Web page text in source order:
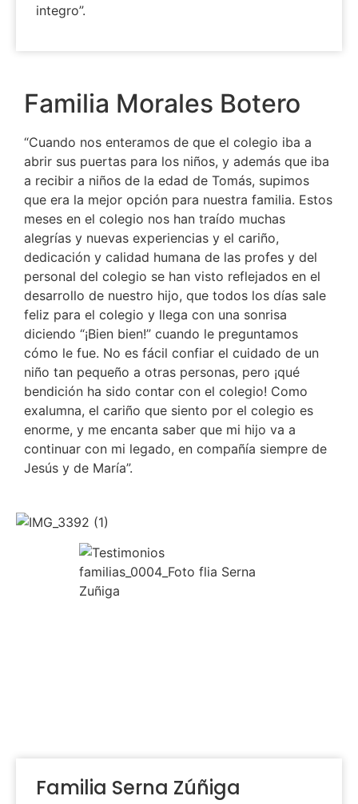
integro”.
Familia Morales Botero
“Cuando nos enteramos de que el colegio iba a
abrir sus puertas para los niños, y además que iba
a recibir a niños de la edad de Tomás, supimos
que era la mejor opción para nuestra familia. Estos
meses en el colegio nos han traído muchas
alegrías y nuevas experiencias y el cariño,
dedicación y calidad humana de las profes y del
personal del colegio se han visto reflejados en el
desarrollo de nuestro hijo, que todos los días sale
feliz para el colegio y llega con una sonrisa
diciendo “¡Bien bien!” cuando le preguntamos
cómo le fue. No es fácil confiar el cuidado de un
niño tan pequeño a otras personas, pero ¡qué
bendición ha sido contar con el colegio! Como
exalumna, el cariño que siento por el colegio es
enorme, y me encanta saber que mi hijo va a
continuar con mi legado, en compañía siempre de
Jesús y de María”.
Familia Serna Zúñiga